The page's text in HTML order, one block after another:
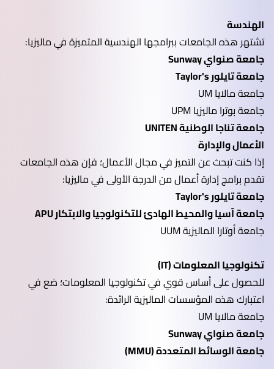
الهندسة
تشتهر هذه الجامعات ببرامجها الهندسية المتميزة في ماليزيا:
جامعة صنواي Sunway
جامعة تايلور Taylor's
جامعة مالايا UM
جامعة بوترا ماليزيا UPM
جامعة تناجا الوطنية UNITEN
الأعمال والإدارة
إذا كنت تبحث عن التميز في مجال الأعمال؛ فإن هذه الجامعات
تقدم برامج إدارة أعمال من الدرجة الأولى في ماليزيا:
جامعة تايلور Taylor's
جامعة آسيا والمحيط الهادئ للتكنولوجيا والابتكار APU
جامعة أوتارا الماليزية UUM
تكنولوجيا المعلومات (IT)
للحصول على أساس قوي في تكنولوجيا المعلومات؛ ضع في
اعتبارك هذه المؤسسات الماليزية الرائدة:
جامعة مالايا UM
جامعة صنواي Sunway
جامعة الوسائط المتعددة (MMU)